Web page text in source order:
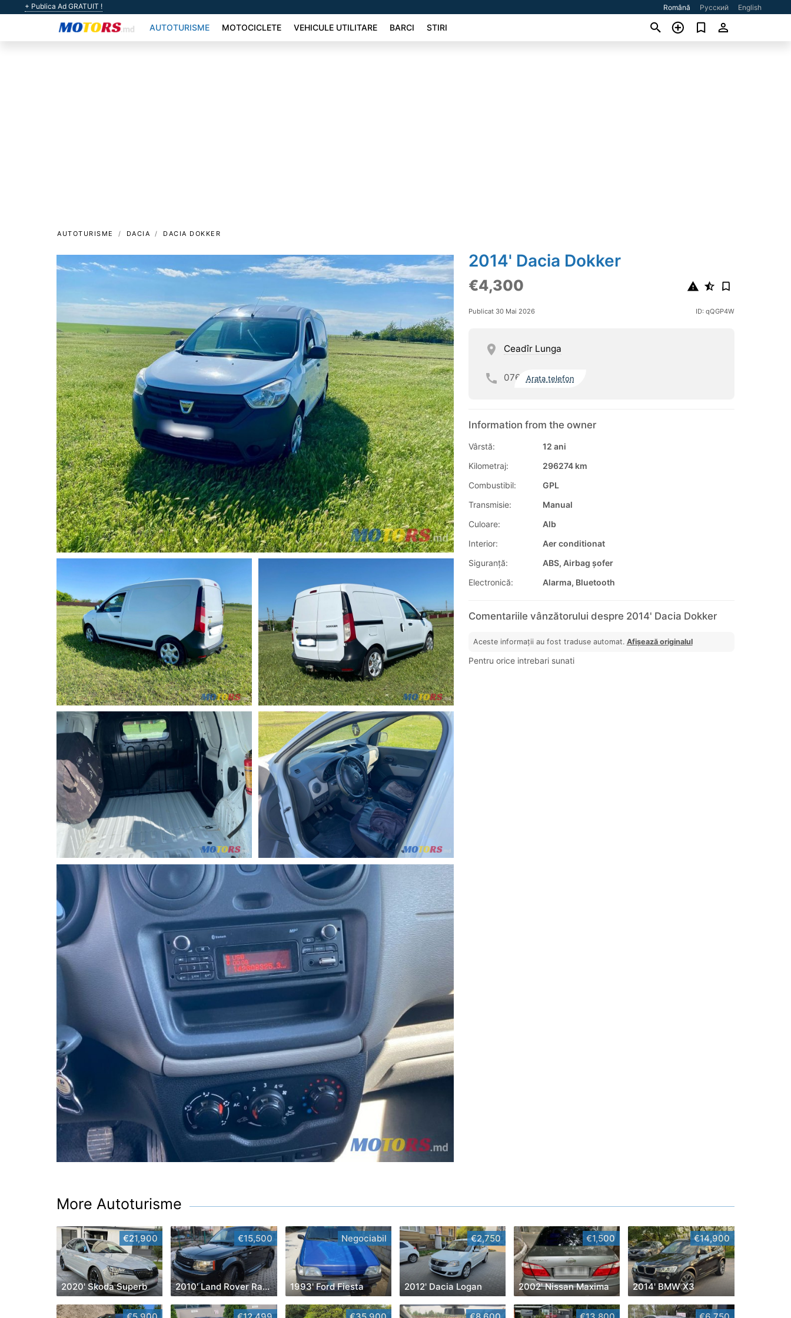
+ Publica Ad GRATUIT ! Română Русский English
AUTOTURISME MOTOCICLETE VEHICULE UTILITARE BARCI STIRI
AUTOTURISME DACIA DACIA DOKKER
2014' Dacia Dokker
€4,300
Publicat 30 Mai 2026 ID: qQGP4W
Ceadîr Lunga
076 Arata telefon
Information from the owner
Vârstă:
12 ani
Kilometraj:
296274 km
Combustibil:
GPL
Transmisie:
Manual
Culoare:
Alb
Interior:
Aer conditionat
Siguranţă:
ABS, Airbag șofer
Electronică:
Alarma, Bluetooth
Comentariile vânzătorului despre 2014' Dacia Dokker
Aceste informații au fost traduse automat. Afișează originalul
Pentru orice intrebari sunati
More Autoturisme
€21,900
2020' Skoda Superb
€15,500
2010' Land Rover Range Rover Sport
Negociabil
1993' Ford Fiesta
€2,750
2012' Dacia Logan
€1,500
2002' Nissan Maxima
€14,900
2014' BMW X3